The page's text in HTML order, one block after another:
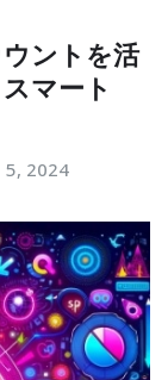
ントを活
マート
5, 2024